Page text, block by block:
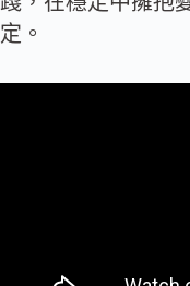
定。